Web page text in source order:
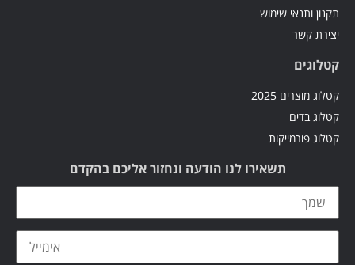
תקנון ותנאי שימוש
יצירת קשר
קטלוגים
קטלוג מוצרים 2025
קטלוג בדים
קטלוג פורמייקות
תשאירו לנו הודעה ונחזור אליכם בהקדם